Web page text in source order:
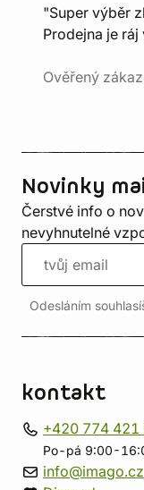
"Super výběr
Prodejna je
Ověřený
Novinky
Čerstvé info o
nevyhnutelné
Odesláním
kontakt
+420 774 421
Po-pá 9:00-
info@imago.cz